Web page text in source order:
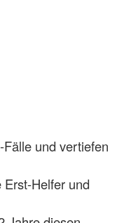
und vertiefen
Helfer und